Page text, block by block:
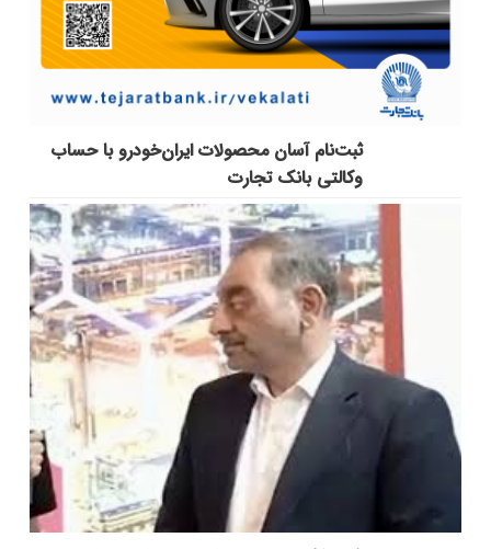
ثبت‌نام آسان محصولات ایران‌خودرو با حساب
وکالتی بانک تجارت